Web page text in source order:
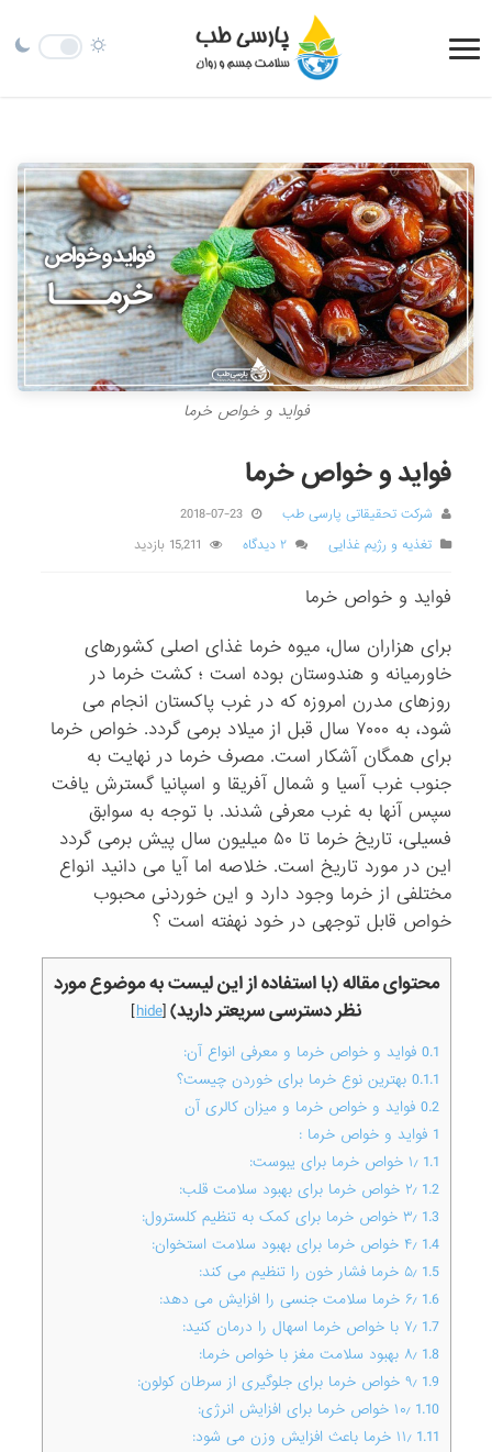
فواید و خواص خرما
فواید و خواص خرما
شرکت تحقیقاتی پارسی طب
2018-07-23
تغذیه و رژیم غذایی
۲ دیدگاه 15,211 بازدید
فواید و خواص خرما
برای هزاران سال، میوه خرما غذای اصلی کشورهای
خاورمیانه و هندوستان بوده است ؛ کشت خرما در
روزهای مدرن امروزه که در غرب پاکستان انجام می
شود، به ۷۰۰۰ سال قبل از میلاد برمی گردد. خواص خرما
برای همگان آشکار است. مصرف خرما در نهایت به
جنوب غرب آسیا و شمال آفریقا و اسپانیا گسترش یافت
سپس آنها به غرب معرفی شدند. با توجه به سوابق
فسیلی، تاریخ خرما تا ۵۰ میلیون سال پیش برمی گردد
این در مورد تاریخ است. خلاصه اما آیا می دانید انواع
مختلفی از خرما وجود دارد و این خوردنی محبوب
خواص قابل توجهی در خود نهفته است ؟
محتوای مقاله (با استفاده از این لیست به موضوع مورد
نظر دسترسی سریعتر دارید)[
hide
]
0.1 فواید و خواص خرما و معرفی انواع آن:
0.1.1 بهترین نوع خرما برای خوردن چیست؟
0.2 فواید و خواص خرما و میزان کالری آن
1 فواید و خواص خرما :
1.1 ۱٫ خواص خرما برای یبوست:
1.2 ۲٫ خواص خرما برای بهبود سلامت قلب:
1.3 ۳٫ خواص خرما برای کمک به تنظیم کلسترول:
1.4 ۴٫ خواص خرما برای بهبود سلامت استخوان:
1.5 ۵٫ خرما فشار خون را تنظیم می کند:
1.6 ۶٫ خرما سلامت جنسی را افزایش می دهد:
1.7 ۷٫ با خواص خرما اسهال را درمان کنید:
1.8 ۸٫ بهبود سلامت مغز با خواص خرما:
1.9 ۹٫ خواص خرما برای جلوگیری از سرطان کولون:
1.10 ۱۰٫ خواص خرما برای افزایش انرژی:
1.11 ۱۱٫ خرما باعث افزایش وزن می شود: